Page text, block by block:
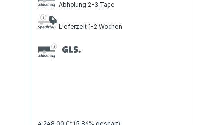
Abholung 2-3 Tage
Lieferzeit 1-2 Wochen
4.248,00 €* (5.86% gespart)